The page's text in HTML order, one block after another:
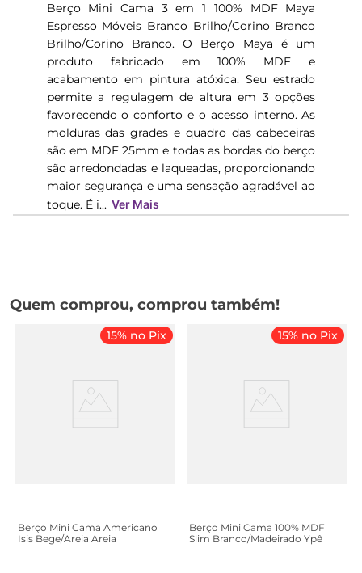
Berço Mini Cama 3 em 1 100% MDF Maya
Espresso Móveis Branco Brilho/Corino Branco
Brilho/Corino Branco. O Berço Maya é um
produto fabricado em 100% MDF e
acabamento em pintura atóxica. Seu estrado
permite a regulagem de altura em 3 opções
favorecendo o conforto e o acesso interno. As
molduras das grades e quadro das cabeceiras
são em MDF 25mm e todas as bordas do berço
são arredondadas e laqueadas, proporcionando
maior segurança e uma sensação agradável ao
toque. É i... Ver Mais
Quem comprou, comprou também!
15% no Pix
Berço Mini Cama Americano
Isis Bege/Areia Areia
15% no Pix
Berço Mini Cama 100% MDF
Slim Branco/Madeirado Ypê